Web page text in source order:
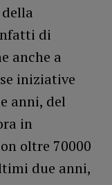
di
anche a
iniziative
anni, del
in
oltre 70000
due anni,